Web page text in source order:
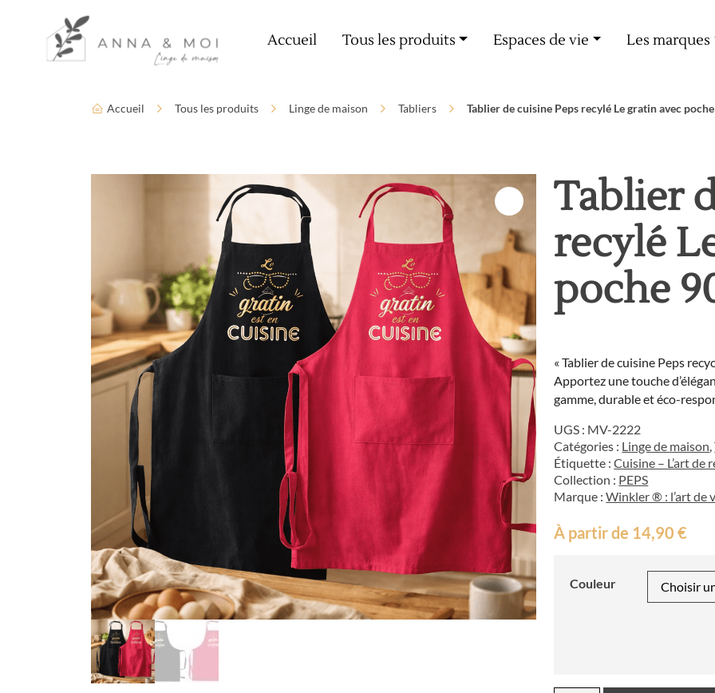
Paramètres d’accessibilité
Accueil Tous les produits Espaces de vie Les marques
Accueil Tous les produits Linge de maison Tabliers Tablier de cuisine Peps recylé Le gratin avec
Tablier
recylé
poche
« Tablier de cuisine Peps
Apportez une touche
gamme, durable et éco-
UGS : MV-2222
Catégories : Linge de maison,
Étiquette :Cuisine – L’art de
Collection : PEPS
Marque :Winkler ® : l’art de
À partir de 14,90€
Couleur